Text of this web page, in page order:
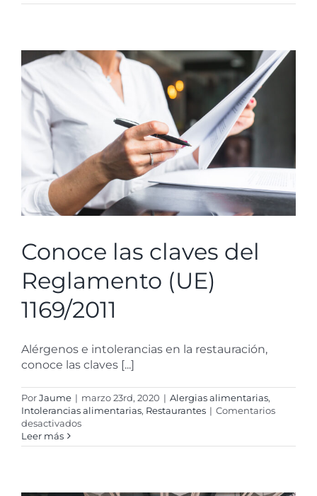
buen
tecnología
mejora
funcionamiento
restaurante
Conoce las claves del
Reglamento (UE)
1169/2011
Alérgenos e intolerancias en la restauración,
conoce las claves [...]
PorJaume | marzo 23rd, 2020 | Alergias alimentarias,
Intolerancias alimentarias, Restaurantes | Comentarios
desactivadosen
las
Leer más